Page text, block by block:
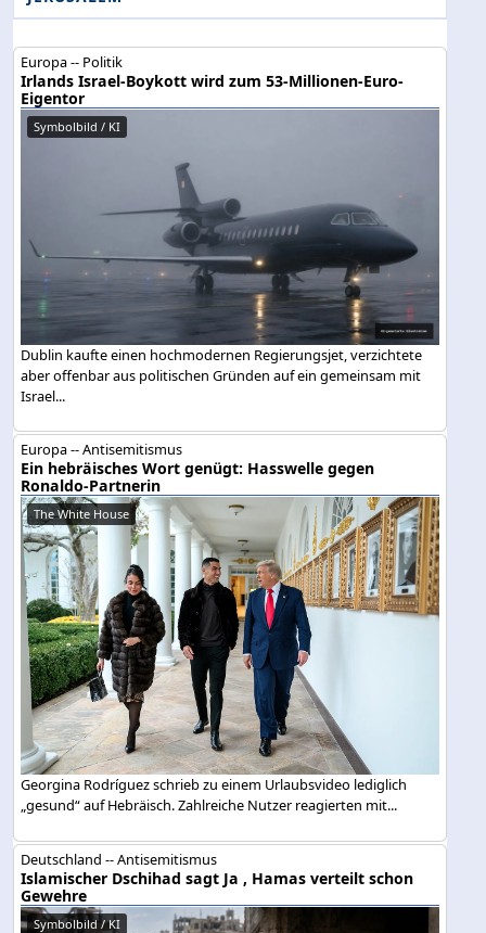
Europa -- Politik
Irlands Israel-Boykott wird zum 53-Millionen-Euro-
Eigentor
Symbolbild / KI
Dublin kaufte einen hochmodernen Regierungsjet, verzichtete
aber offenbar aus politischen Gründen auf ein gemeinsam mit
Israel...
Europa -- Antisemitismus
Ein hebräisches Wort genügt: Hasswelle gegen
Ronaldo-Partnerin
The White House
Georgina Rodríguez schrieb zu einem Urlaubsvideo lediglich
„gesund“ auf Hebräisch. Zahlreiche Nutzer reagierten mit...
Deutschland -- Antisemitismus
Islamischer Dschihad sagt Ja , Hamas verteilt schon
Gewehre
Symbolbild / KI